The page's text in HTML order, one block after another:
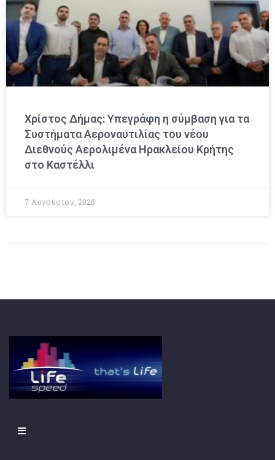
Χρίστος Δήμας: Υπεγράφη η σύμβαση για τα
Συστήματα Αεροναυτιλίας του νέου
Διεθνούς Αερολιμένα Ηρακλείου Κρήτης
στο Καστέλλι
7 Αυγούστου, 2026